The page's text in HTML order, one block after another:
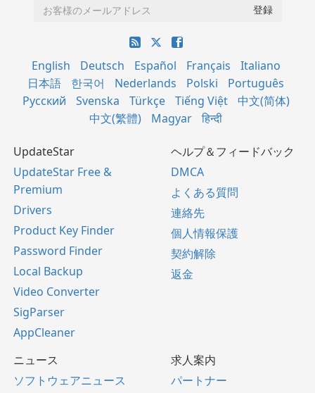
English Deutsch Español Français
Italiano
日本語
한국어 Nederlands Polski
Português
Русский
Svenska Türkçe Tiếng Việt
中文(简体)
中文(繁體)
Magyar हिन्दी
UpdateStar
UpdateStar Free &
Premium
Drivers
Product Key Finder
Password Finder
Local Backup
Video Converter
SigParser
AppCleaner
ヘルプ＆フィードバック
DMCA
よくある質問
連絡先
個人情報保護
契約解除
返金
ニュース
ソフトウェアニュース
求人案内
パートナー